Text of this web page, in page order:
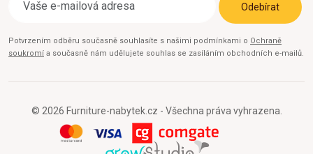
Odebírat
Potvrzením odběru současně souhlasíte s našimi podmínkami o Ochraně
soukromí a současně nám udělujete souhlas se zasíláním obchodních e-mailů.
© 2026 Furniture-nabytek.cz - Všechna práva vyhrazena.